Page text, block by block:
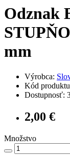
Odznak
mm
Výrobca:
Kód
Dostupnosť:
2,00 €
Množstvo